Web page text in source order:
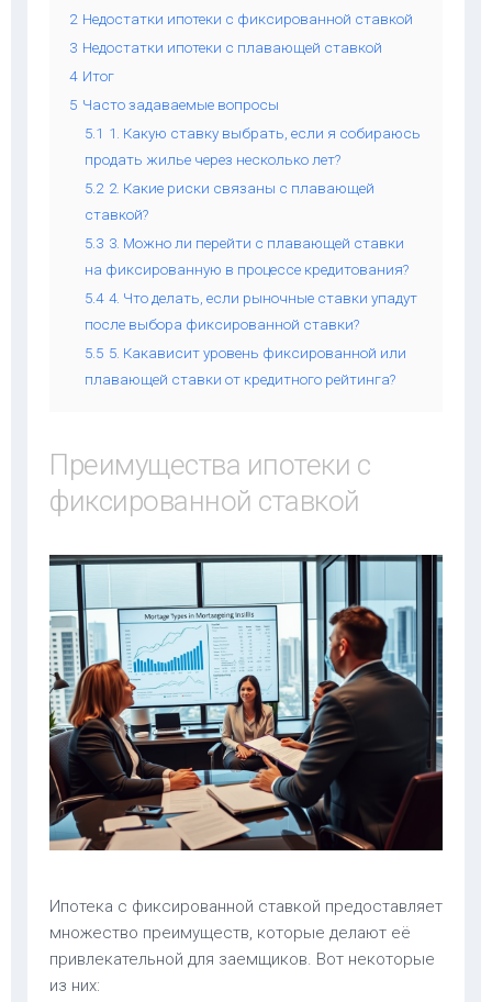
2 Недостатки ипотеки с фиксированной ставкой
3 Недостатки ипотеки с плавающей ставкой
4 Итог
5 Часто задаваемые вопросы
5.1 1. Какую ставку выбрать, если я собираюсь
продать жилье через несколько лет?
5.2 2. Какие риски связаны с плавающей
ставкой?
5.3 3. Можно ли перейти с плавающей ставки
на фиксированную в процессе кредитования?
5.4 4. Что делать, если рыночные ставки упадут
после выбора фиксированной ставки?
5.5 5. Какависит уровень фиксированной или
плавающей ставки от кредитного рейтинга?
Преимущества ипотеки с
фиксированной ставкой
Ипотека с фиксированной ставкой предоставляет
множество преимуществ, которые делают её
привлекательной для заемщиков. Вот некоторые
из них: